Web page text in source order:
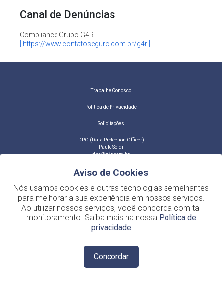
Canal de Denúncias
Compliance Grupo G4R
[ https://www.contatoseguro.com.br/g4r ]
Trabalhe Conosco
Política de Privacidade
Solicitações
DPO (Data Protection Officer)
Paulo Soldi
dpo@g4r.com.br
MARCAS
Carhoo - Seminovos
Alemanha Veículos - VW
Canadá Veículos - GM
Audi Center - Audi
Japan Motos - Honda
CRP - Centro de Reparação e Pintura
Aviso de Cookies
Nós usamos cookies e outras tecnologias semelhantes
para melhorar a sua experiência em nossos serviços.
Ao utilizar nossos serviços, você concorda com tal
monitoramento. Saiba mais na nossa Política de
privacidade
Concordar